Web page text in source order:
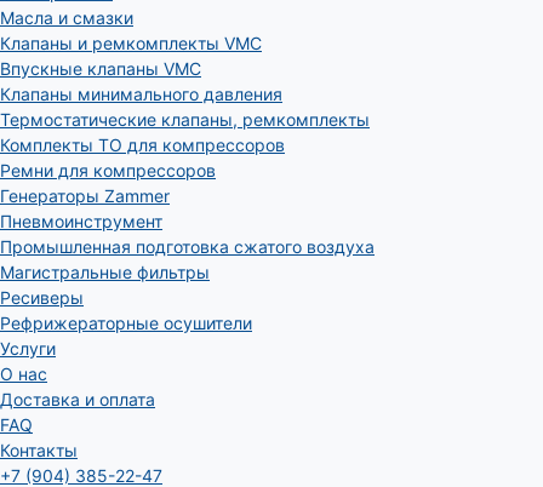
Масла и смазки
Клапаны и ремкомплекты VMC
Впускные клапаны VMC
Клапаны минимального давления
Термостатические клапаны, ремкомплекты
Комплекты ТО для компрессоров
Ремни для компрессоров
Генераторы Zammer
Пневмоинструмент
Промышленная подготовка сжатого воздуха
Магистральные фильтры
Ресиверы
Рефрижераторные осушители
Услуги
О нас
Доставка и оплата
FAQ
Контакты
+7 (904) 385-22-47